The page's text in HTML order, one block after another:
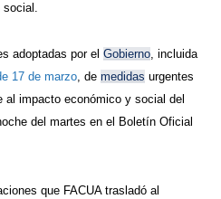
social.
adoptadas por el Gobierno, incluida
17 de marzo, de medidas urgentes
al impacto económico y social del
del martes en el Boletín Oficial
que FACUA trasladó al